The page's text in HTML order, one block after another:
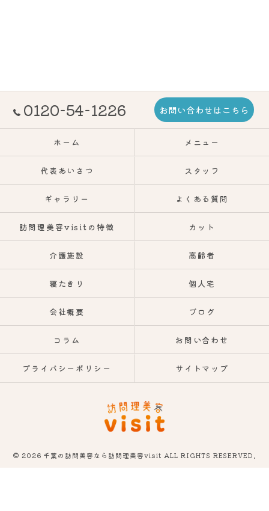
0120-54-1226 お問い合わせはこちら
ホーム メニュー
代表あいさつ スタッフ
ギャラリー よくある質問
訪問理美容visitの特徴 カット
介護施設 高齢者
寝たきり 個人宅
会社概要 ブログ
コラム お問い合わせ
プライバシーポリシー サイトマップ
© 2026 千葉の訪問美容なら訪問理美容visit ALL RIGHTS RESERVED.